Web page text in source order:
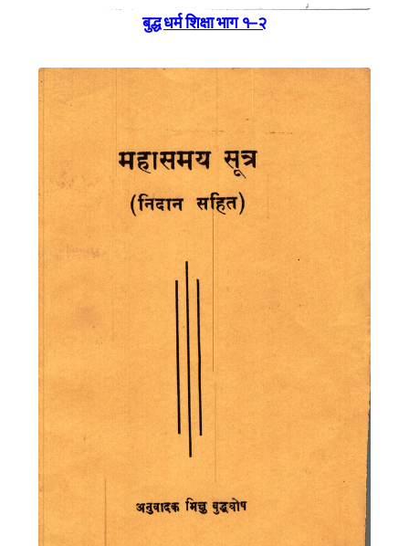
बुद्ध धर्म शिक्षा भाग १–२